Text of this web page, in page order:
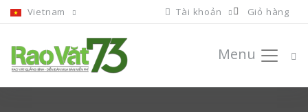
Vietnam Tài khoản Giỏ hàng
Menu